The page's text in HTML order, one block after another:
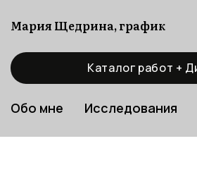
Мария Щедрина, график
Каталог работ +
Обо мне Исследования